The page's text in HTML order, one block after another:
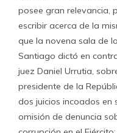
posee gran relevancia,
escribir acerca de la
que la novena sala de
Santiago dictó en
juez Daniel Urrutia,
presidente de la
dos juicios incoados en
omisión de denuncia